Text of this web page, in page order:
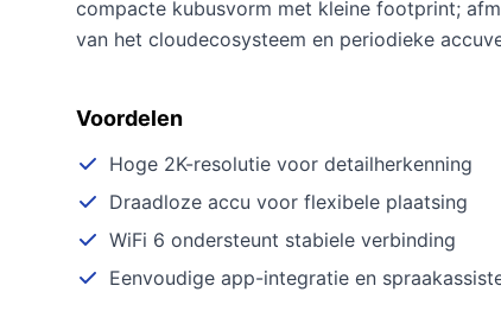
compacte kubusvorm met kleine footprint;
van het cloudecosysteem en periodieke
Voordelen
Hoge 2K-resolutie voor detailherkenning
Draadloze accu voor flexibele plaatsing
WiFi 6 ondersteunt stabiele verbinding
Eenvoudige app-integratie en